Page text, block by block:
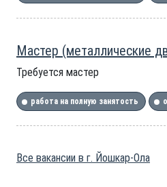
Мастер (металлические
Требуется мастер
работа на полную занятость
Все вакансии в г. Йошкар-Ола